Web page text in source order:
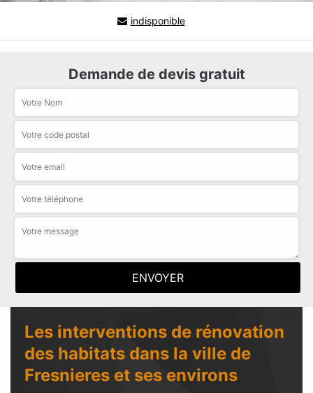
indisponible
Demande de devis gratuit
Les interventions de rénovation
des habitats dans la ville de
Fresnieres et ses environs